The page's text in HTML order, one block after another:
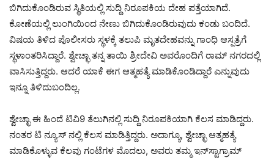
ಬಿಗಿದುಕೊಂಡಿರುವ ಸ್ಥಿತಿಯಲ್ಲಿ ಸುದ್ದಿ ನಿರೂಪಕಿಯ ದೇಹ ಪತ್ತೆಯಾಗಿದೆ.
ಕೋಣೆಯಲ್ಲಿ ಲುಂಗಿಯಿಂದ ನೇಣು ಬಿಗಿದುಕೊಂಡಿರುವುದು ಕಂಡು ಬಂದಿದೆ.
ವಿಷಯ ತಿಳಿದ ಪೊಲೀಸರು ಸ್ಥಳಕ್ಕೆ ತಲುಪಿ ಮೃತದೇಹವನ್ನು ಗಾಂಧಿ ಆಸ್ಪತ್ರೆಗೆ
ಸ್ಥಳಾಂತರಿಸಿದ್ದಾರೆ. ಶ್ವೇಚ್ಛಾ ತನ್ನ ತಾಯಿ ಶ್ರೀದೇವಿ ಅವರೊಂದಿಗೆ ರಾಮ್ ನಗರದಲ್ಲಿ
ವಾಸಿಸುತ್ತಿದ್ದರು. ಆದರೆ ಯಾಕೆ ಈಗ ಆತ್ಮಹತ್ಯೆ ಮಾಡಿಕೊಂಡಿದ್ದಾರೆ ಎನ್ನುವುದು
ಇನ್ನೂ ತಿಳಿದುಬಂದಿಲ್ಲ.
ಶ್ವೇಚ್ಛಾ ಈ ಹಿಂದೆ ಟಿವಿ9 ತೆಲುಗಿನಲ್ಲಿ ಸುದ್ದಿ ನಿರೂಪಕಿಯಾಗಿ ಕೆಲಸ ಮಾಡಿದ್ದರು.
ನಂತರ ಟಿ ನ್ಯೂಸ್‌ ನಲ್ಲಿ ಕೆಲಸ ಮಾಡಿತ್ತಿದ್ದರು. ಅದಾಗ್ಯೂ, ಶ್ವೇಚ್ಛಾ ಆತ್ಮಹತ್ಯೆ
ಮಾಡಿಕೊಳ್ಳುವ ಕೆಲವು ಗಂಟೆಗಳ ಮೊದಲು, ಅವರು ತಮ್ಮ ಇನ್‌ಸ್ಟಾಗ್ರಾಮ್